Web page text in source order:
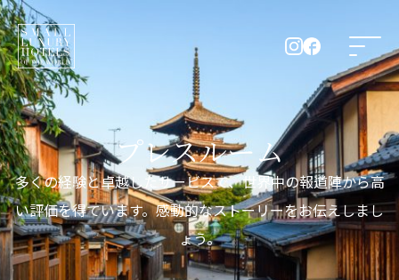
プレスルーム
多くの経験と卓越したサービスで、世界中の報道陣から高
い評価を得ています。感動的なストーリーをお伝えしまし
ょう。